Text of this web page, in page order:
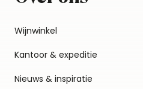
Wijnwinkel
Kantoor & expeditie
Nieuws & inspiratie